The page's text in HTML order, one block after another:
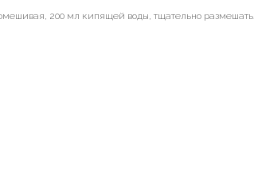
200 мл кипящей воды, тщательно размешать.